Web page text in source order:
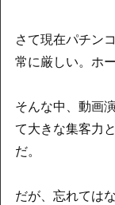
さて現在パチン
常に厳しい。ホ
そんな中、動画
て大きな集客力
だ。
だが、忘れては